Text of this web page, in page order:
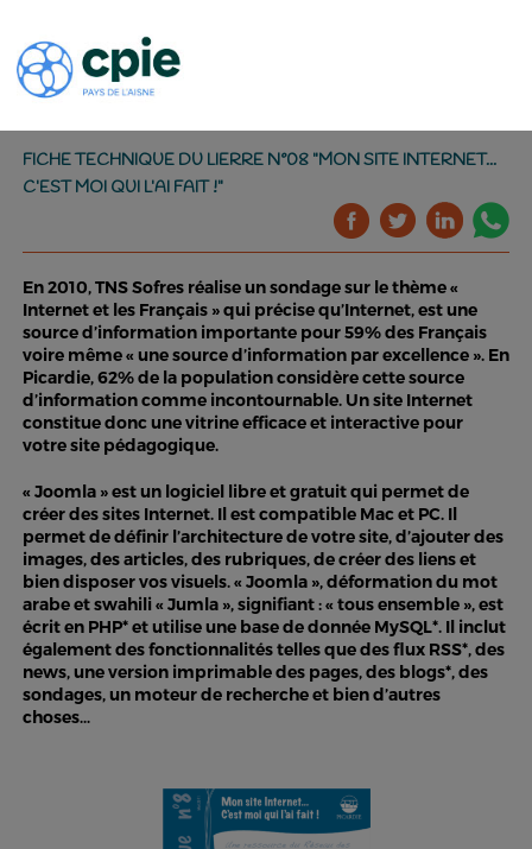
FICHE TECHNIQUE DU LIERRE N°08 "MON SITE INTERNET...
C’EST MOI QUI L’AI FAIT !"
En 2010, TNS Sofres réalise un sondage sur le thème «
Internet et les Français » qui précise qu’Internet, est une
source d’information importante pour 59% des Français
voire même « une source d’information par excellence ». En
Picardie, 62% de la population considère cette source
d’information comme incontournable. Un site Internet
constitue donc une vitrine efficace et interactive pour
votre site pédagogique.
« Joomla » est un logiciel libre et gratuit qui permet de
créer des sites Internet. Il est compatible Mac et PC. Il
permet de définir l’architecture de votre site, d’ajouter des
images, des articles, des rubriques, de créer des liens et
bien disposer vos visuels. « Joomla », déformation du mot
arabe et swahili « Jumla », signifiant : « tous ensemble », est
écrit en PHP* et utilise une base de donnée MySQL*. Il inclut
également des fonctionnalités telles que des flux RSS*, des
news, une version imprimable des pages, des blogs*, des
sondages, un moteur de recherche et bien d’autres
choses…